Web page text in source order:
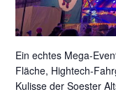
Ein echtes Mega-
Fläche, Hightech-
Kulisse der Soester